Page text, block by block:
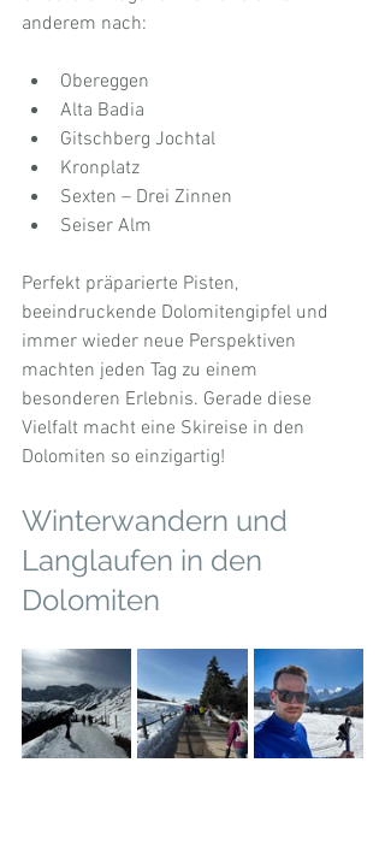
anderem nach:
Obereggen
Alta Badia
Gitschberg Jochtal
Kronplatz
Sexten – Drei Zinnen
Seiser Alm
Perfekt präparierte Pisten,
beeindruckende Dolomitengipfel und
immer wieder neue Perspektiven
machten jeden Tag zu einem
besonderen Erlebnis. Gerade diese
Vielfalt macht eine Skireise in den
Dolomiten so einzigartig!
Winterwandern und
Langlaufen in den
Dolomiten